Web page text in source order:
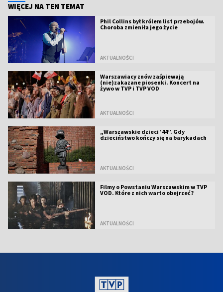
WIĘCEJ NA TEN TEMAT
Phil Collins był królem list przebojów.
Choroba zmieniła jego życie
AKTUALNOŚCI
Warszawiacy znów zaśpiewają
(nie)zakazane piosenki. Koncert na
żywo w TVP i TVP VOD
AKTUALNOŚCI
„Warszawskie dzieci ‘44”. Gdy
dzieciństwo kończy się na barykadach
AKTUALNOŚCI
Filmy o Powstaniu Warszawskim w TVP
VOD. Które z nich warto obejrzeć?
AKTUALNOŚCI